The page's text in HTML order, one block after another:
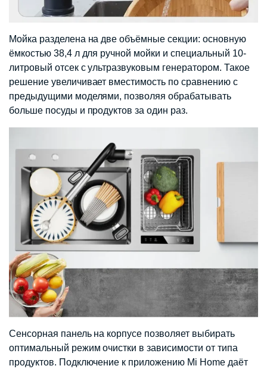
Мойка разделена на две объёмные секции: основную
ёмкостью 38,4 л для ручной мойки и специальный 10-
литровый отсек с ультразвуковым генератором. Такое
решение увеличивает вместимость по сравнению с
предыдущими моделями, позволяя обрабатывать
больше посуды и продуктов за один раз.
Сенсорная панель на корпусе позволяет выбирать
оптимальный режим очистки в зависимости от типа
продуктов. Подключение к приложению Mi Home даёт